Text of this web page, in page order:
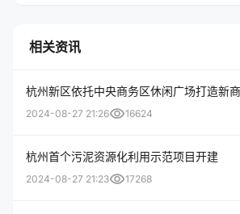
相关资讯
杭州新区依托中央商务区休闲广场打造新
2024-08-27 21:26visibility16624
杭州首个污泥资源化利用示范项目开建
2024-08-27 21:23visibility17268